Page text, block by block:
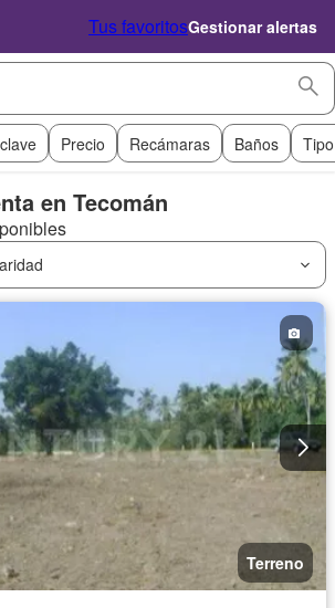
Tus favoritosGestionar alertas
Precio Recámaras Baños
en Tecomán
Terreno